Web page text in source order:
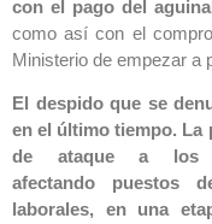
con el pago del
como así con el
Ministerio de empezar a
El despido que se
en el último tiempo. La
de ataque a los
afectando puestos
laborales, en una